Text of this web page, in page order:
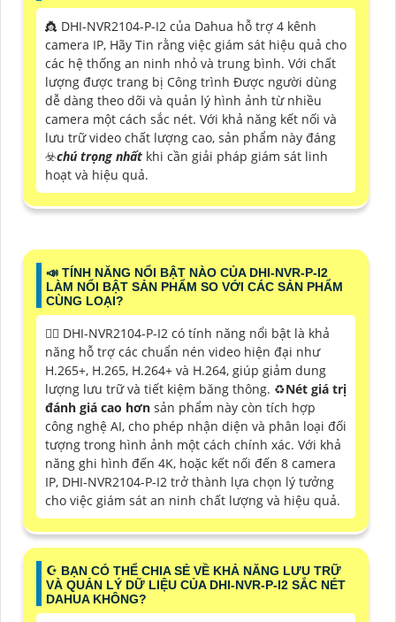
👸 DHI-NVR2104-P-I2 của Dahua hỗ trợ 4 kênh
camera IP, Hãy Tin rằng việc giám sát hiệu quả cho
các hệ thống an ninh nhỏ và trung bình. Với chất
lượng được trang bị Công trình Được người dùng
dễ dàng theo dõi và quản lý hình ảnh từ nhiều
camera một cách sắc nét. Với khả năng kết nối và
lưu trữ video chất lượng cao, sản phẩm này đáng
☣️chú trọng nhất khi cần giải pháp giám sát linh
hoạt và hiệu quả.
📣 TÍNH NĂNG NỔI BẬT NÀO CỦA DHI-NVR-P-I2
LÀM NỔI BẬT SẢN PHẨM SO VỚI CÁC SẢN PHẨM
CÙNG LOẠI?
🙆‍♀️ DHI-NVR2104-P-I2 có tính năng nổi bật là khả
năng hỗ trợ các chuẩn nén video hiện đại như
H.265+, H.265, H.264+ và H.264, giúp giảm dung
lượng lưu trữ và tiết kiệm băng thông. ♻Nét giá trị
đánh giá cao hơn sản phẩm này còn tích hợp
công nghệ AI, cho phép nhận diện và phân loại đối
tượng trong hình ảnh một cách chính xác. Với khả
năng ghi hình đến 4K, hoặc kết nối đến 8 camera
IP, DHI-NVR2104-P-I2 trở thành lựa chọn lý tưởng
cho việc giám sát an ninh chất lượng và hiệu quả.
☪ BẠN CÓ THỂ CHIA SẺ VỀ KHẢ NĂNG LƯU TRỮ
VÀ QUẢN LÝ DỮ LIỆU CỦA DHI-NVR-P-I2 SẮC NÉT
DAHUA KHÔNG?